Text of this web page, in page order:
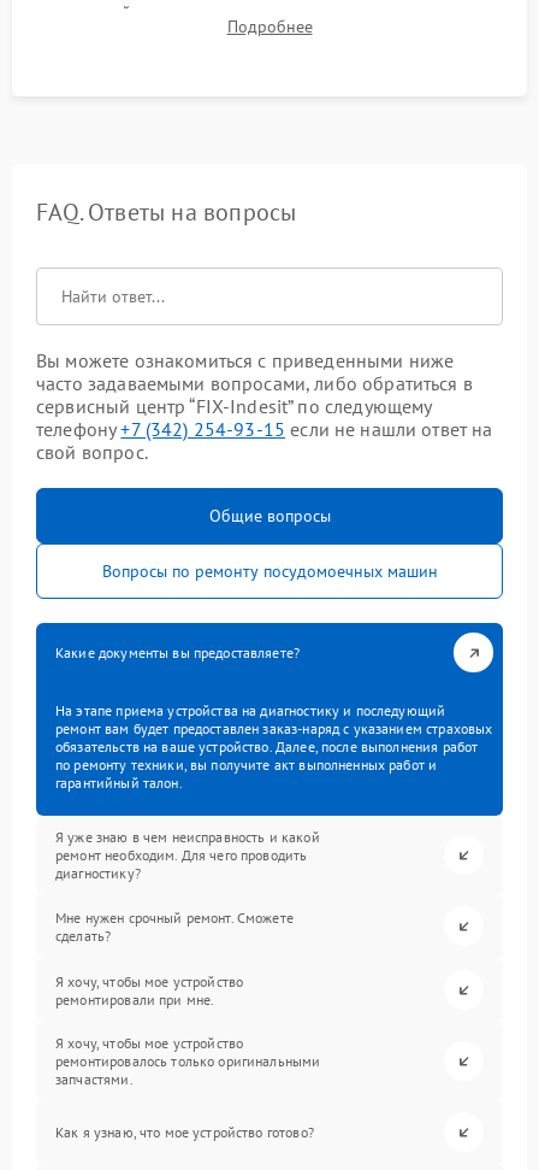
до нужной температуры, отсутствия посторонних шумов,
штатного слива и абсолютной сухости в поддоне.
Подробнее
FAQ. Ответы на вопросы
Вы можете ознакомиться с приведенными ниже
часто задаваемыми вопросами, либо обратиться в
сервисный центр “FIX-Indesit” по следующему
телефону+7 (342) 254-93-15 если не нашли ответ на
свой вопрос.
Общие вопросы
Вопросы по ремонту посудомоечных машин
Какие документы вы предоставляете?
На этапе приема устройства на диагностику и последующий
ремонт вам будет предоставлен заказ-наряд с указанием страховых
обязательств на ваше устройство. Далее, после выполнения работ
по ремонту техники, вы получите акт выполненных работ и
гарантийный талон.
Я уже знаю в чем неисправность и какой
ремонт необходим. Для чего проводить
диагностику?
Мне нужен срочный ремонт. Сможете
сделать?
Я хочу, чтобы мое устройство
ремонтировали при мне.
Я хочу, чтобы мое устройство
ремонтировалось только оригинальными
запчастями.
Как я узнаю, что мое устройство готово?